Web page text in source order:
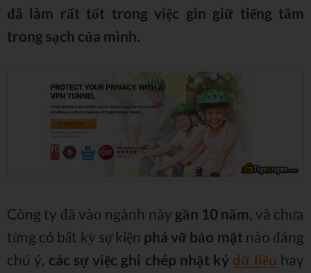
đã làm rất tốt trong việc gìn giữ tiếng tăm
trong sạch của mình.
Công ty đã vào ngành này gần 10 năm, và chưa
từng có bất kỳ sự kiện phá vỡ bảo mật nào đáng
chú ý, các sự việc ghi chép nhật ký dữ liệu hay